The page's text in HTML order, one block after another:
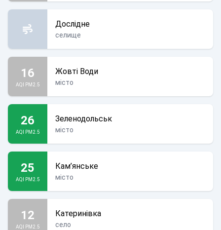
Дослідне
селище
16
AQI PM2.5
Жовті Води
місто
26
AQI PM2.5
Зеленодольськ
місто
25
AQI PM2.5
Кам’янське
місто
12
AQI PM2.5
Катеринівка
село